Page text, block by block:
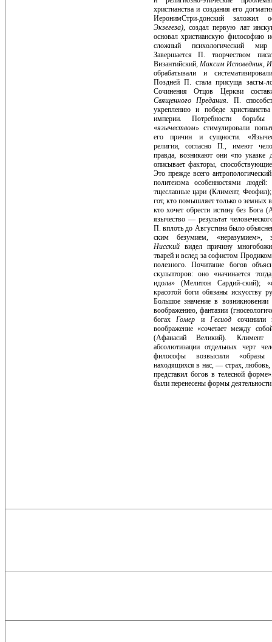
христианства и создания его
ИеронимСтри-донский заложил
Экзегеза), со­здал первую лат
основал христианскую философию
сложный психологический
Завершается П. творчеством
Византийский, Максим Исповедник,
обрабатывали и
Поздней П. стала присуща засгы-
Сочинения Отцов Церкви
Священного Предания. П.
укреплению и победе
империи. Потребности
«язычеством»стимулировали
его причин и сущности.
религии, согласно П., имеют
правда, возникают они «по указке
описывает факторы,
Это прежде всего
политеиз­ма особенностями
тщеславные цари (Климент,
гот, кто помышляет только о земных
кто хочет обрести истину без Бога
язычество — результат
П. вплоть до Августина было
ским безумием, «неразумием»,
Нисский видел причину
тварей и вслед за софистом
полезного. Почитание богов
скульпторов: оно «начинается
идола» (Мелитон Сардий-ский);
красотой боги обязаны искусству
Большое значе­ние в
вооб­ражению, фантазии
богахГомер иГесиод сочинили
воображение «сочетает между
(Афанасий Великий). Климент
абсолютизации отдельных черт
философы возвысили «обра­зы
находящихся в нас, — страх, любовь,
представил богов в телесной
были пере­несены формы